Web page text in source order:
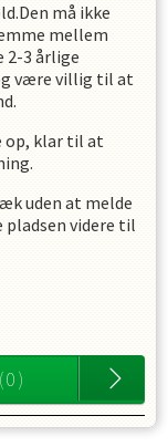
må ikke
mellem
2-3 årlige
være villig til at
op, klar til at
uden at melde
videre til